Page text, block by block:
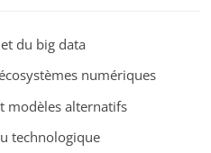
du big data
numériques
modèles alternatifs
technologique